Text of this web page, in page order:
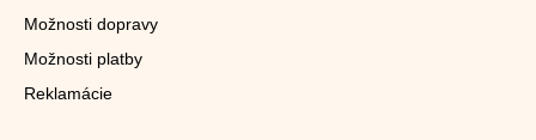
Možnosti dopravy
Možnosti platby
Reklamácie